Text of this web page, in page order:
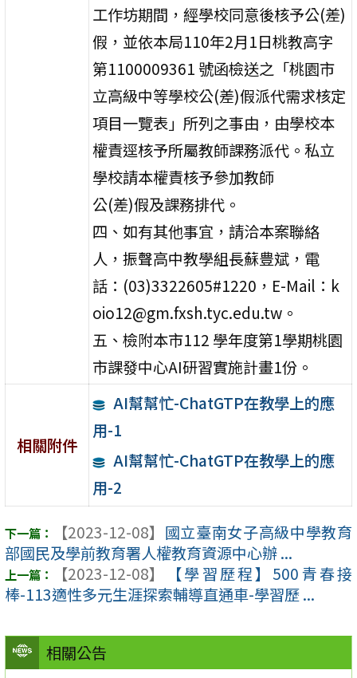
相關公告
工作坊期間，經學校同意後核予公(差)
假，並依本局110年2月1日桃教高字
第1100009361 號函檢送之「桃園市
立高級中等學校公(差)假派代需求核定
項目一覽表」所列之事由，由學校本
權責逕核予所屬教師課務派代。私立
學校請本權責核予參加教師
公(差)假及課務排代。
四、如有其他事宜，請洽本案聯絡
人，振聲高中教學組長蘇豊斌，電
話：(03)3322605#1220，E-Mail：k
oio12@gm.fxsh.tyc.edu.tw。
五、檢附本市112 學年度第1學期桃園
市課發中心AI研習實施計畫1份。
相關附件
AI幫幫忙-ChatGTP在教學上的應
用-1
AI幫幫忙-ChatGTP在教學上的應
用-2
【2023-12-08】 國立臺南女子高級中學教育
部國民及學前教育署人權教育資源中心辦 ...
【2023-12-08】
【學習歷程】500青春接
棒-113適性多元生涯探索輔導直通車-學習歷 ...